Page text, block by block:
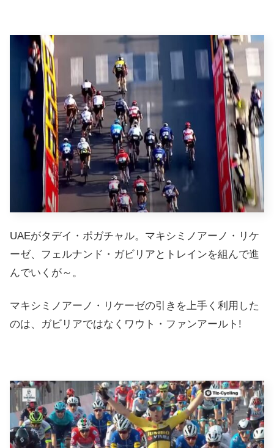
UAEがタデイ・ポガチャル。マキシミノアーノ・リケ
ーゼ、フェルナンド・ガビリアとトレインを組んで進
んでいくが～。
マキシミノアーノ・リケーゼの引きを上手く利用した
のは、ガビリアではなくワウト・ファンアールト!